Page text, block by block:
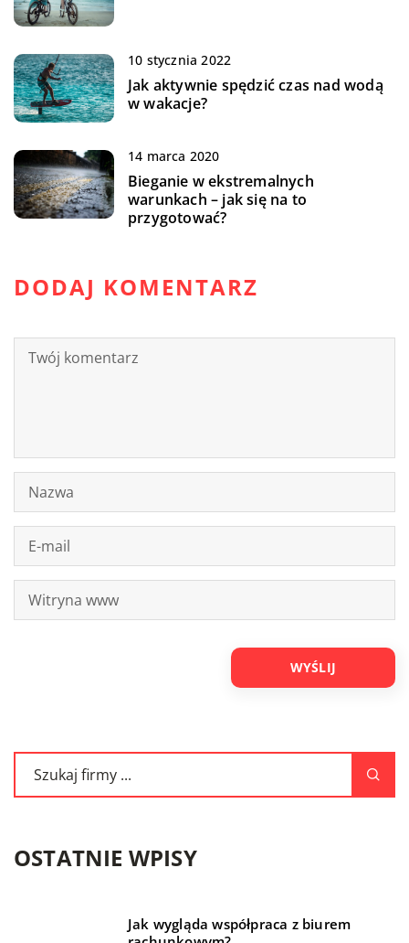
10 stycznia 2022
Jak aktywnie spędzić czas nad wodą
w wakacje?
14 marca 2020
Bieganie w ekstremalnych
warunkach – jak się na to
przygotować?
DODAJ KOMENTARZ
OSTATNIE WPISY
Jak wygląda współpraca z biurem